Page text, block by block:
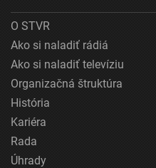
O STVR
Ako si naladiť rádiá
Ako si naladiť televíziu
Organizačná štruktúra
História
Kariéra
Rada
Úhrady